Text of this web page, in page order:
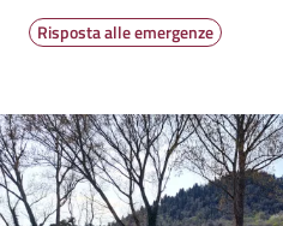
Risposta alle emergenze
Image